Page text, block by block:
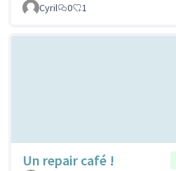
Cyril
0 1
Un repair café !